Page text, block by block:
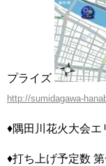
プライズ
http://sumidagawa-
♦隅田川花火大会エ
♦打ち上げ予定数